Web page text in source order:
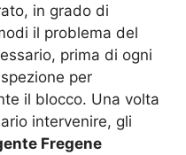
in grado di
il problema del
prima di ogni
per
il blocco. Una volta
intervenire, gli
Fregene